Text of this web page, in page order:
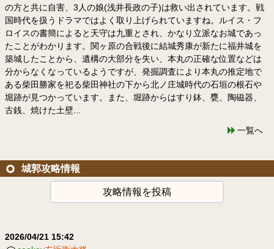
の方と共に自害、3人の娘(浅井長政の子)は救い出されています。戦
国時代を扱うドラマではよく取り上げられていますね。ルイス・フ
ロイスの書簡によると天守は九重とされ、かなり立派なお城であっ
たことがわかります。関ヶ原の合戦後に結城秀康が新たに福井城を
築城したことから、遺構の大部分を失い、本丸の正確な位置などは
分からなくなっているようですが、発掘調査により本丸の推定地で
ある柴田勝家を祀る柴田神社の下から北ノ庄城時代の石垣の根石や
堀跡が見つかっています。また、堀跡からはすり鉢、甕、陶磁器、
古銭、焼けた土壁...
一覧へ
城郭攻略情報
攻略情報を投稿
2026/04/21 15:42